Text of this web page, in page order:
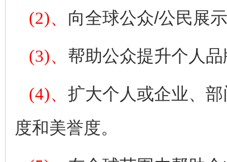
(2)、 向全球公众/公民展
(3)、 帮助公众提升个人
(4)、 扩大个人或企业、
度和美誉度。